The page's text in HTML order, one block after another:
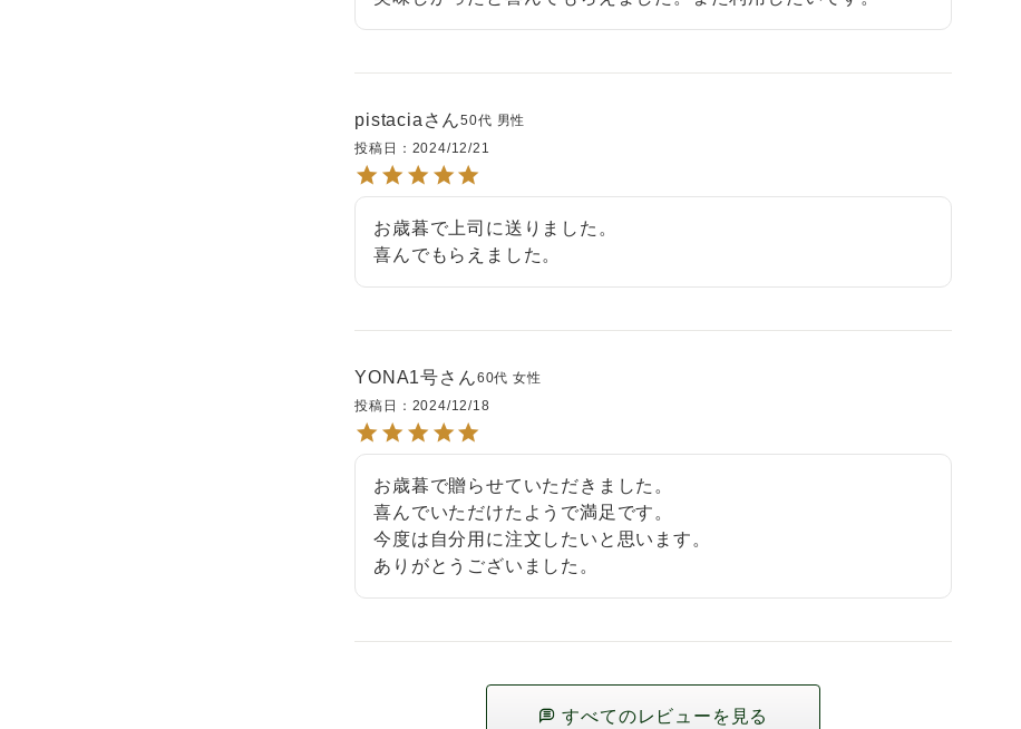
pistacia 50代 男性
投稿日
2024/12/21
お歳暮で上司に送りました。
喜んでもらえました。
YONA1号 60代 女性
投稿日
2024/12/18
お歳暮で贈らせていただきました。
喜んでいただけたようで満足です。
今度は自分用に注文したいと思います。
ありがとうございました。
すべてのレビューを見る